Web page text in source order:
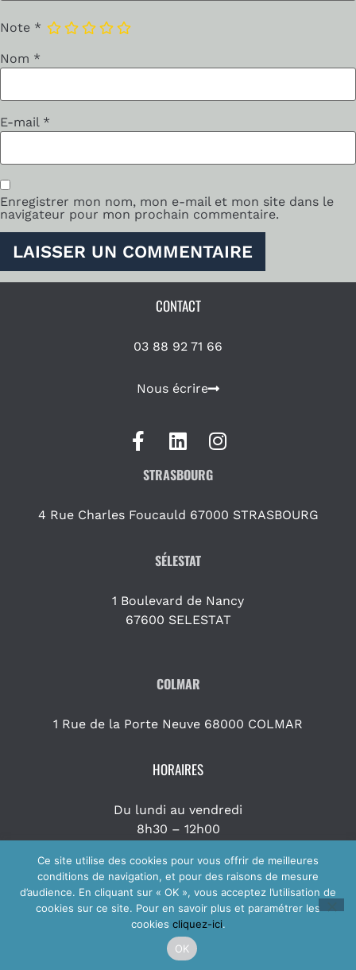
Note *
Nom *
E-mail *
Enregistrer mon nom, mon e-mail et mon site dans le
navigateur pour mon prochain commentaire.
CONTACT
03 88 92 71 66
Nous écrire
STRASBOURG
4 Rue Charles Foucauld 67000 STRASBOURG
SÉLESTAT
1 Boulevard de Nancy
67600 SELESTAT
COLMAR
1 Rue de la Porte Neuve 68000 COLMAR
HORAIRES
Du lundi au vendredi
8h30 – 12h00
Plan du site
Mentions légales & Politique de confidentialité
Ce site utilise des cookies pour vous offrir de meilleures
conditions de navigation, et pour des raisons de mesure
d’audience. En cliquant sur « OK », vous acceptez l’utilisation de
cookies sur ce site. Pour en savoir plus et paramétrer les
cookies cliquez-ici.
OK